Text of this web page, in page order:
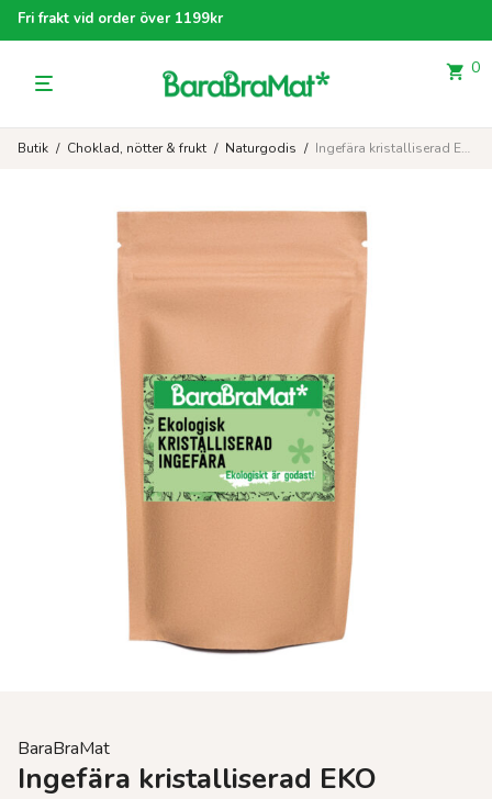
Fri frakt vid order över 1199kr
0
Butik / Choklad, nötter & frukt / Naturgodis / Ingefära kristalliserad EKO
BaraBraMat
Ingefära kristalliserad EKO